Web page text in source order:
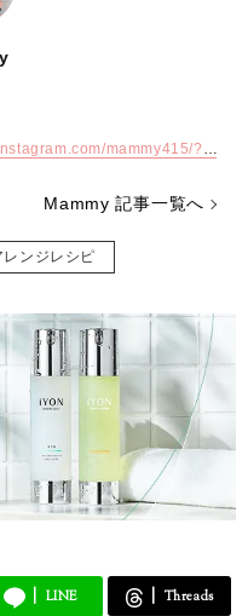
mammy415/?hl
Mammy 記事一覧へ
レンジレシピ
LINE Threads